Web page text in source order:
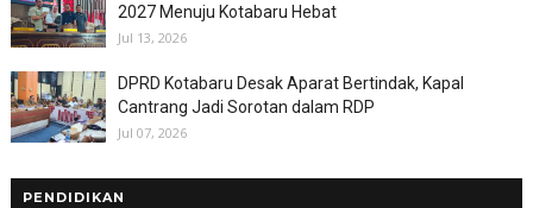
2027 Menuju Kotabaru Hebat
Jul 13, 2026
DPRD Kotabaru Desak Aparat Bertindak, Kapal
Cantrang Jadi Sorotan dalam RDP
Jul 07, 2026
PENDIDIKAN